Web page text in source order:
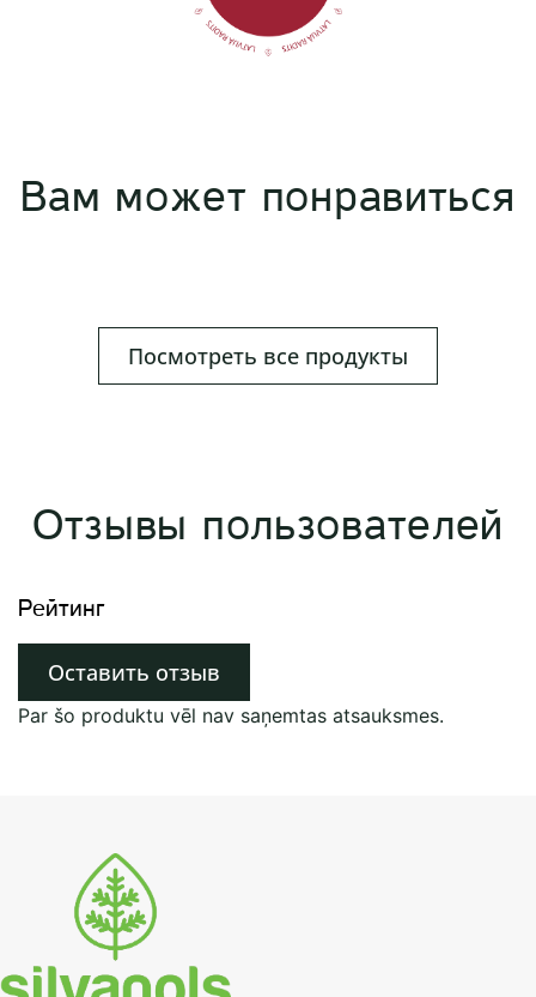
Вам может понравиться
Посмотреть все продукты
Отзывы пользователей
Рейтинг
Оставить отзыв
Par šo produktu vēl nav saņemtas atsauksmes.